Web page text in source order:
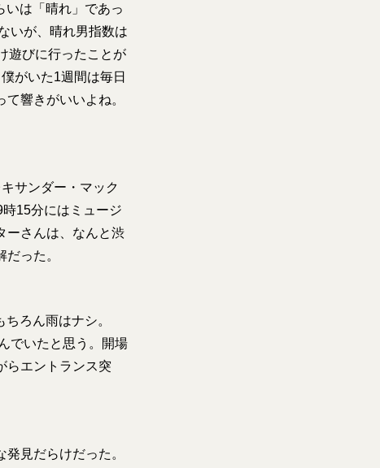
いは「晴れ」であっ
いが、晴れ男指数は
遊びに行ったことが
がいた1週間は毎日
響きがいいよね。
サンダー・マック
15分にはミュージ
ーさんは、なんと渋
った。
ろん雨はナシ。
でいたと思う。開場
らエントランス突
見だらけだった。